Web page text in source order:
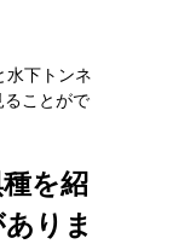
水下トンネ
ることがで
を紹
りま